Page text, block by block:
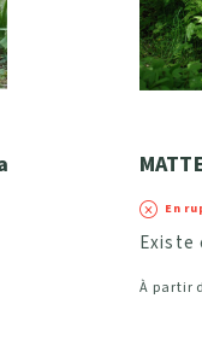
En
Existe
À partir